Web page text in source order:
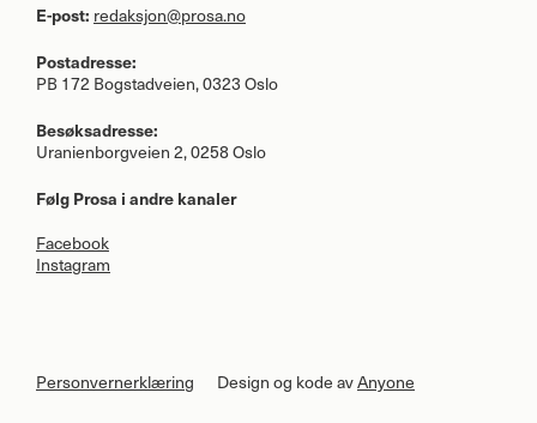
E-post: redaksjon@prosa.no
Postadresse:
PB 172 Bogstadveien, 0323 Oslo
Besøksadresse:
Uranienborgveien 2, 0258 Oslo
Følg Prosa i andre kanaler
Facebook
Instagram
Personvernerklæring Design og kode avAnyone